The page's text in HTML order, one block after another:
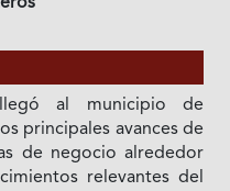
al municipio de
principales avances de
de negocio alrededor
relevantes del